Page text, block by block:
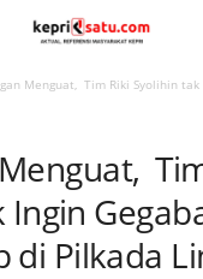
Menguat, Tim Riki Syolihin tak
Ingin
di Pilkada